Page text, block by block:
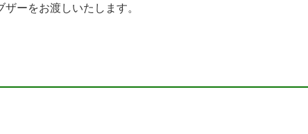
ーをお渡しいたします。